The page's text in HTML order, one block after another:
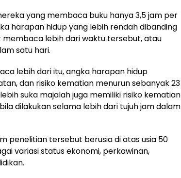
yang membaca buku hanya 3,5 jam per
harapan hidup yang lebih rendah dibanding
lebih dari waktu tersebut, atau
satu hari.
lebih dari itu, angka harapan hidup
dan risiko kematian menurun sebanyak 23
suka majalah juga memiliki risiko kematian
dilakukan selama lebih dari tujuh jam dalam
penelitian tersebut berusia di atas usia 50
variasi status ekonomi, perkawinan,